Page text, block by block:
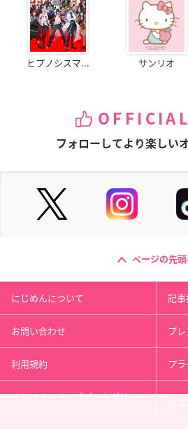
ヒプノシスマ... サンリオ
フォローしてより楽しい
ページの先頭
にじめんについて 記
お問い合わせ プ
利用規約 プ
インフォマティブデータポリシ